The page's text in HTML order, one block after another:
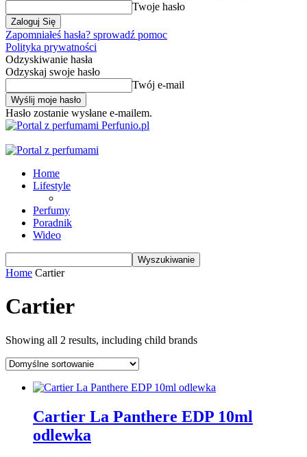
Twoje hasło
Zapomniałeś hasła? sprowadź pomoc
Polityka prywatności
Odzyskiwanie hasła
Odzyskaj swoje hasło
Twój e-mail
Hasło zostanie wysłane e-mailem.
Perfunio.pl
Home
Lifestyle
Perfumy
Poradnik
Wideo
Home Cartier
Cartier
Showing all 2 results, including child brands
Cartier La Panthere EDP 10ml
odlewka